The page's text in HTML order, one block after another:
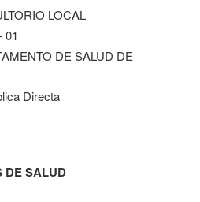
LOCAL
01
DE SALUD DE
Directa
DE SALUD